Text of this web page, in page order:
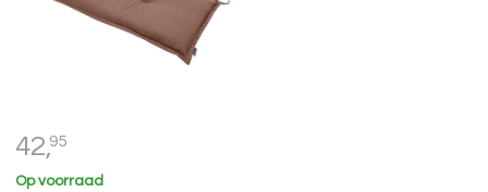
42,95
Op voorraad